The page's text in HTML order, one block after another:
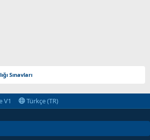
Sınavları
V1 Türkçe (TR)